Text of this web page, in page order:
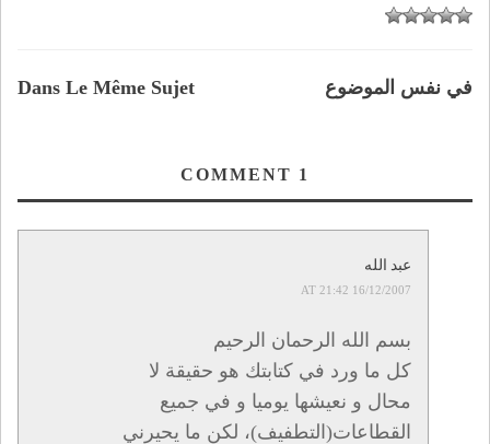
Dans Le Même Sujet في نفس الموضوع
1
عبد الله
16/12/2007 AT 21:42
بسم الله الرحمان الرحيم
كل ما ورد في كتابتك هو حقيقة لا
محال و نعيشها يوميا و في جميع
القطاعات(التطفيف)، لكن ما يحيرني